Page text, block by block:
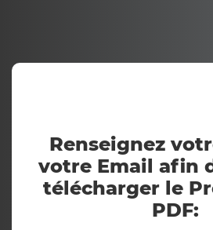
Renseignez
votre Email afin
télécharger le
PDF: